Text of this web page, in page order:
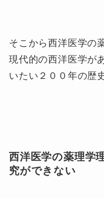
そこから西洋医学の
現代的の西洋医学が
いたい２００年の歴
西洋医学の薬理学
究ができない